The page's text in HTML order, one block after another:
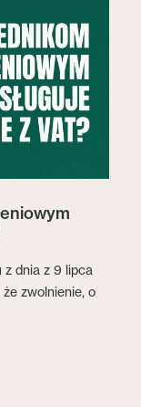
z dnia z 9 lipca
zwolnienie, o